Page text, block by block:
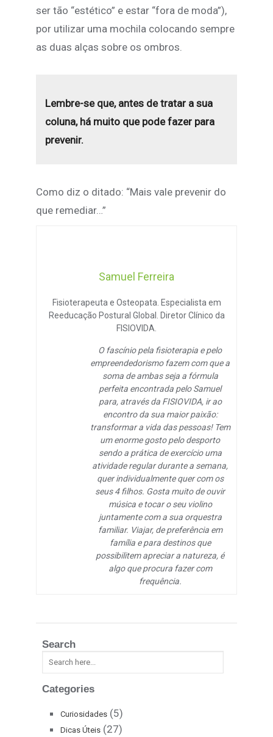
ser tão “estético” e estar “fora de moda”),
por utilizar uma mochila colocando sempre
as duas alças sobre os ombros.
Lembre-se que, antes de tratar a sua
coluna, há muito que pode fazer para
prevenir.
Como diz o ditado: “Mais vale prevenir do
que remediar…”
Samuel Ferreira
Fisioterapeuta e Osteopata. Especialista em
Reeducação Postural Global. Diretor Clínico da
FISIOVIDA.
O fascínio pela fisioterapia e pelo
empreendedorismo fazem com que a
soma de ambas seja a fórmula
perfeita encontrada pelo Samuel
para, através da FISIOVIDA, ir ao
encontro da sua maior paixão:
transformar a vida das pessoas! Tem
um enorme gosto pelo desporto
sendo a prática de exercício uma
atividade regular durante a semana,
quer individualmente quer com os
seus 4 filhos. Gosta muito de ouvir
música e tocar o seu violino
juntamente com a sua orquestra
familiar. Viajar, de preferência em
família e para destinos que
possibilitem apreciar a natureza, é
algo que procura fazer com
frequência.
Search
Categories
Curiosidades (5)
Dicas Úteis (27)